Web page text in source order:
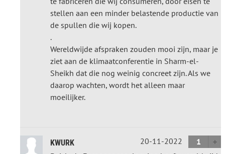
stellen aan een minder belastende productie van
de spullen die wij kopen.
.
Wereldwijde afspraken zouden mooi zijn, maar je
ziet aan de klimaatconferentie in Sharm-el-
Sheikh dat die nog weinig concreet zijn. Als we
daarop wachten, wordt het alleen maar
moeilijker.
KWURK 20-11-2022
1